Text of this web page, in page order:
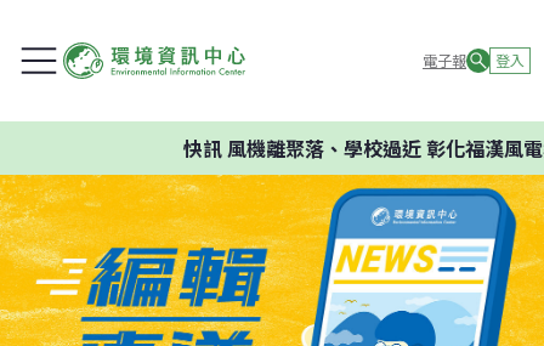
電子報 登入
快訊風機離聚落、學校過近 彰化福漢風電